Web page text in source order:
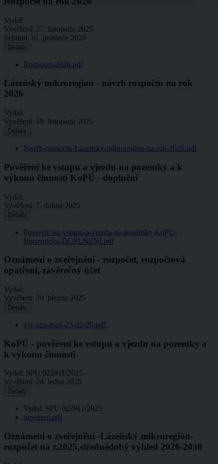
Vydal:
Vyvěšení: 27. listopadu 2025
Sejmutí: 31. prosince 2026
Detaily
Rozpocet-2026.pdf
Lázeňský mikroregion - návrh rozpočtu na rok
2026
Vydal:
Vyvěšení: 18. listopadu 2025
Detaily
Navrh-rozpoctu-Lazensky-mikroregion-na-rok-2026.pdf
Pověření ke vstupu a vjezdu na pozemky a k
výkonu činnosti KoPÚ - doplnění
Vydal:
Vyvěšení: 7. dubna 2025
Detaily
Povereni-ke-vstupu-a-vjezdu-na-pozemky-KoPU-
Borovnicka-DOPLNENI.pdf
Oznámení o zveřejnění - rozpočet, rozpočtová
opatření, závěrečný účet
Vydal:
Vyvěšení: 20. března 2025
Detaily
ver-ozn-rozp-23-02-26.pdf
KoPÚ - pověření ke vstupu a vjezdu na pozemky a
k výkonu činnosti
Vydal: SPU 022911/2025
Vyvěšení: 24. ledna 2025
Detaily
Vydal: SPU 022911/2025
povereni.pdf
Oznámení o zveřejnění -Lázeňský mikroregion-
rozpočet na r.2025,střednědobý výhled 2026-2030